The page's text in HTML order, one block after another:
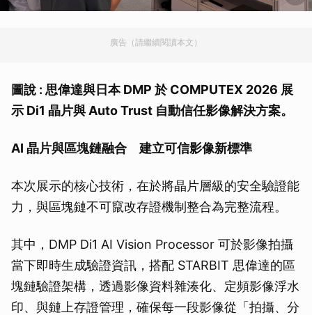
廣告（請繼續閱讀本文）
圖說 : 思偉達與日本 DMP 於 COMPUTEX 2026 展
示 Di1 晶片與 Auto Trust 自動信任影像解決方案。
AI 晶片與區塊鏈融合 建立可信影像新標準
本次展示的核心技術，在於將晶片層級的安全驗證能
力，與區塊鏈不可竄改存證機制整合為完整流程。
其中，DMP Di1 AI Vision Processor 可於影像拍攝
當下即時生成驗證資訊，搭配 STARBIT 思偉達的區
塊鏈驗證架構，透過影像資料雜湊化、定頻影像浮水
印、與鏈上存證管理，確保每一段影像從「拍攝、分